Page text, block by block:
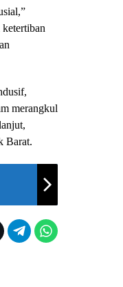
merangkul
Barat.